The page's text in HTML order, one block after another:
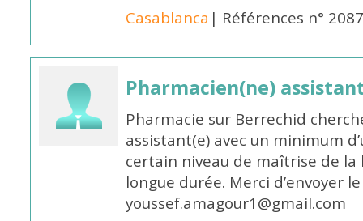
Casablanca | Références n°
Pharmacien(ne)
Pharmacie sur Berrechid
assistant(e) avec un minimum
certain niveau de maîtrise de
longue durée. Merci d’envoyer
youssef.amagour1@gmail.com